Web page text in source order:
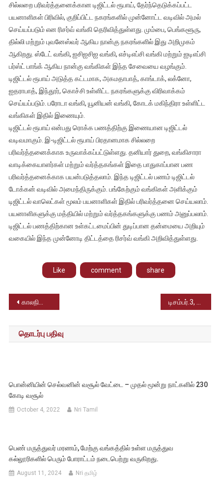
சில்லறை பரிவர்த்தனைக்கான டிஜிட்டல் ரூபாய், தேர்ந்தெடுக்கப்பட்ட
பயனாளிகள் பிரிவில், குறிப்பிட்ட நகரங்களில் முன்னோட்ட வடிவில் அமல்
செய்யப்படும் என ரிசர்வ் வங்கி தெரிவித்துள்ளது. மும்பை, பெங்களூரு,
தில்லி மற்றும் புவனேஸ்வர் ஆகிய நான்கு நகரங்களில் இது அறிமுகம்
ஆகிறது. ஸ்டேட் வங்கி, ஐசிஐசிஐ வங்கி, எச்டிஎப்சி வங்கி மற்றும் ஐடிஎப்சி
பர்ஸ்ட் பாங்க் ஆகிய நான்கு வங்கிகள் இந்த சேவையை வழங்கும்.
டிஜிட்டல் ரூபாய் அடுத்த கட்டமாக, அகமதாபாத், காங்டாக், லக்னோ,
ஐதராபாத், இந்தூர், கொச்சி உள்ளிட்ட நகரங்களுக்கு விரிவாக்கம்
செய்யப்படும். பரோடா வங்கி, யூனியன் வங்கி, கோடக் மகிந்திரா உள்ளிட்ட
வங்கிகள் இதில் இணையும்.
டிஜிட்டல் ரூபாய் என்பது ரொக்க பணத்திற்கு இணையான டிஜிட்டல்
வடிவமாகும். இ-டிஜிட்டல் ரூபாய் பிரதானமாக சில்லறை
பரிவர்த்தனைக்காக உருவாக்கப்பட்டுள்ளது. தனியார் துறை, வங்கிசாரா
வாடிக்கையாளர்கள் மற்றும் வர்த்தகங்கள் இதை பாதுகாப்பான பண
பரிவர்த்தனைக்காக பயன்படுத்தலாம். இந்த டிஜிட்டல் பணம் டிஜிட்டல்
டோக்கன் வடிவில் அமைந்திருக்கும். பங்கேற்கும் வங்கிகள் அளிக்கும்
டிஜிட்டல் வாலெட்கள் மூலம் பயனாளிகள் இதில் பரிவர்த்தனை செய்யலாம்.
பயனாளிகளுக்கு மத்தியில் மற்றும் வர்த்தகங்களுக்கு பணம் அனுப்பலாம்.
டிஜிட்டல் பணத்திற்கான உள்கட்டமைப்பின் துடிப்பான தன்மையை அறியும்
வகையில் இந்த முன்னோடி திட்டத்தை ரிசர்வ் வங்கி அறிவித்துள்ளது.
Like comment share
Post
navigation
காலநிலை மாற்றம் : உருகும் பனியிலிருந்து வெளிவரும் 48,500 ஆண்டுகள் முந்தைய ஜாம்பி வைரஸ்கள்
தொடர்பு பதிவு
பொன்னியின் செல்வனின் வசூல் வேட்டை – முதல் மூன்று நாட்களில் 230
கோடி வசூல்
October 4, 2022 Nri Tamil
பெண் மருத்துவர் மரணம், மேற்கு வங்கத்தில் உள்ள மருத்துவ
கல்லூரிகளில் பெரும் போராட்டம் நடைபெற்று வருகிறது.
August 11, 2024 Nri தமிழ்